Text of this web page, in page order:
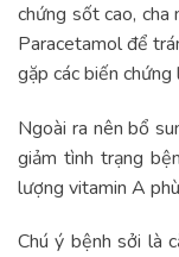
chứng sốt cao,
Paracetamol để
gặp các biến chứng
Ngoài ra nên bổ
giảm tình trạng
lượng vitamin A
Chú ý bệnh sởi là